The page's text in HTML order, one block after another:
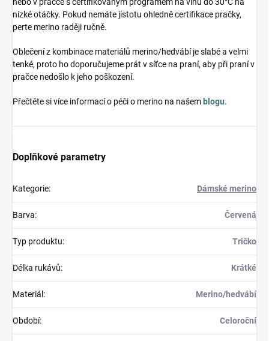
nízké otáčky. Pokud nemáte jistotu ohledně certifikace pračky,
perte merino raději ručně.
Oblečení z kombinace materiálů merino/hedvábí je slabé a velmi
tenké, proto ho doporučujeme prát v síťce na praní, aby při praní v
pračce nedošlo k jeho poškození.
Přečtěte si více informací o péči o merino na našem blogu.
Doplňkové parametry
Kategorie: Dámské merino
Barva: Červená
Typ produktu: Tričko
Délka rukávů: Krátké
Materiál : Merino/hedvábí
Období: Celoroční